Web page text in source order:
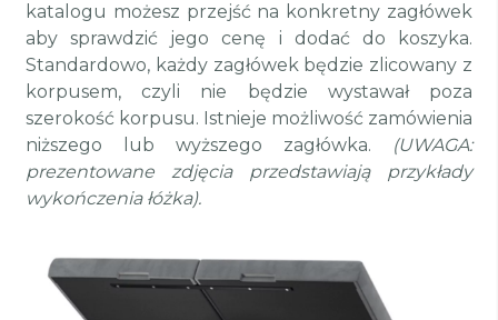
katalogu możesz przejść na konkretny zagłówek
aby sprawdzić jego cenę i dodać do koszyka.
Standardowo, każdy zagłówek będzie zlicowany z
korpusem, czyli nie będzie wystawał poza
szerokość korpusu. Istnieje możliwość zamówienia
niższego lub wyższego zagłówka.
(UWAGA:
prezentowane zdjęcia przedstawiają przykłady
wykończenia łóżka).